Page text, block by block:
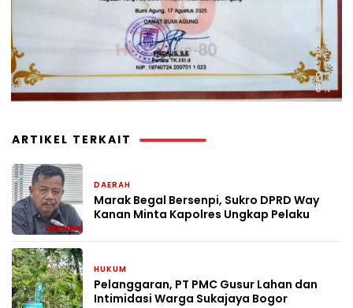
ARTIKEL TERKAIT
DAERAH
Marak Begal Bersenpi, Sukro DPRD Way
Kanan Minta Kapolres Ungkap Pelaku
HUKUM
Pelanggaran, PT PMC Gusur Lahan dan
Intimidasi Warga Sukajaya Bogor